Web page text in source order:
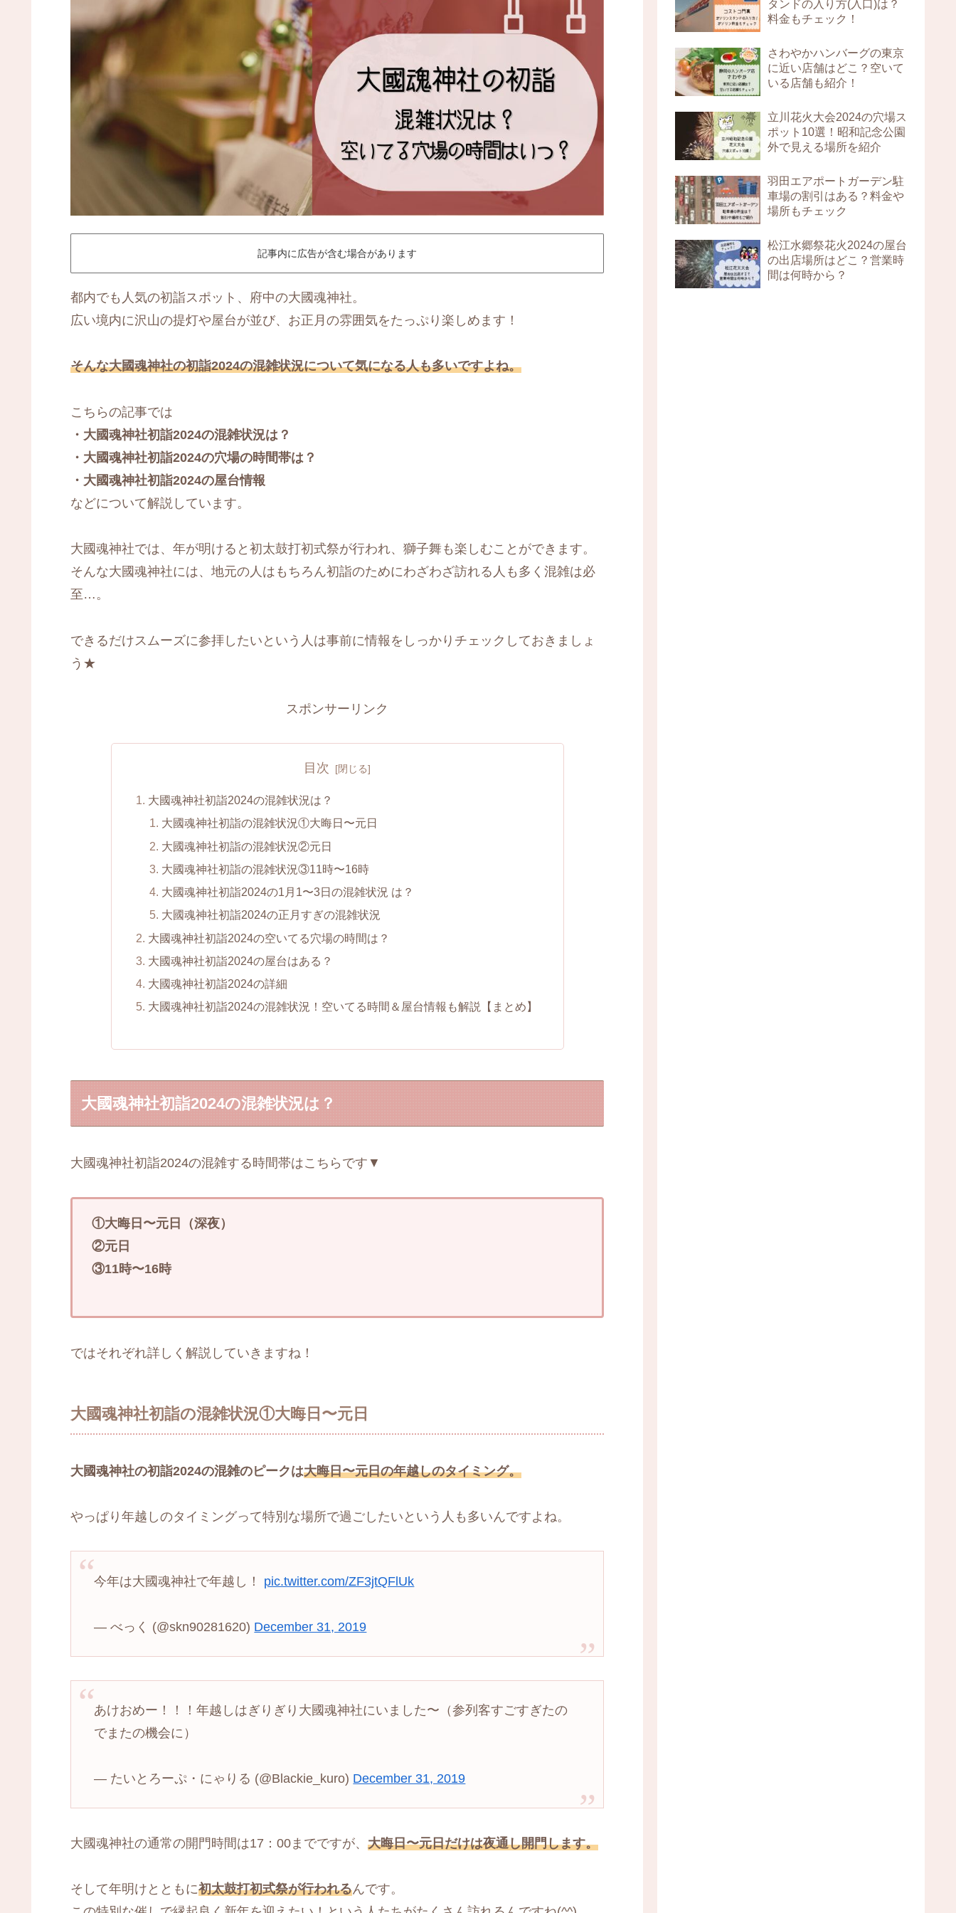
記事内に広告が含む場合があります
都内でも人気の初詣スポット、府中の大國魂神社。
広い境内に沢山の提灯や屋台が並び、お正月の雰囲気をたっぷり楽しめます！
そんな大國魂神社の初詣2024の混雑状況について気になる人も多いですよね。
こちらの記事では
・大國魂神社初詣2024の混雑状況は？
・大國魂神社初詣2024の穴場の時間帯は？
・大國魂神社初詣2024の屋台情報
などについて解説しています。
大國魂神社では、年が明けると初太鼓打初式祭が行われ、獅子舞も楽しむことができます。
そんな大國魂神社には、地元の人はもちろん初詣のためにわざわざ訪れる人も多く混雑は必
至…。
できるだけスムーズに参拝したいという人は事前に情報をしっかりチェックしておきましょ
う★
スポンサーリンク
目次
大國魂神社初詣2024の混雑状況は？
大國魂神社初詣の混雑状況①大晦日〜元日
大國魂神社初詣の混雑状況②元日
大國魂神社初詣の混雑状況③11時〜16時
大國魂神社初詣2024の1月1〜3日の混雑状況 は？
大國魂神社初詣2024の正月すぎの混雑状況
大國魂神社初詣2024の空いてる穴場の時間は？
大國魂神社初詣2024の屋台はある？
大國魂神社初詣2024の詳細
大國魂神社初詣2024の混雑状況！空いてる時間＆屋台情報も解説【まとめ】
大國魂神社初詣2024の混雑状況は？
大國魂神社初詣2024の混雑する時間帯はこちらです▼
①大晦日〜元日（深夜）
②元日
③11時〜16時
ではそれぞれ詳しく解説していきますね！
大國魂神社初詣の混雑状況①大晦日〜元日
大國魂神社の初詣2024の混雑のピークは大晦日〜元日の年越しのタイミング。
やっぱり年越しのタイミングって特別な場所で過ごしたいという人も多いんですよね。
今年は大國魂神社で年越し！ pic.twitter.com/ZF3jtQFlUk
— べっく (@skn90281620) December 31, 2019
あけおめー！！！年越しはぎりぎり大國魂神社にいました〜（参列客すごすぎたの
でまたの機会に）
— たいとろーぷ・にゃりる (@Blackie_kuro) December 31, 2019
大國魂神社の通常の開門時間は17：00までですが、 大晦日〜元日だけは夜通し開門します。
そして年明けとともに初太鼓打初式祭が行われるんです。
タンドの入り方(入口)は？
料金もチェック！
さわやかハンバーグの東京
に近い店舗はどこ？空いて
いる店舗も紹介！
立川花火大会2024の穴場ス
ポット10選！昭和記念公園
外で見える場所を紹介
羽田エアポートガーデン駐
車場の割引はある？料金や
場所もチェック
松江水郷祭花火2024の屋台
の出店場所はどこ？営業時
間は何時から？